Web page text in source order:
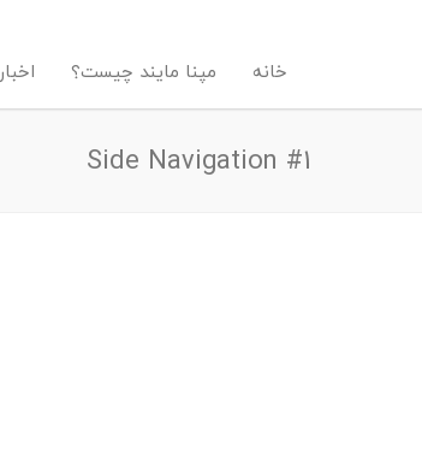
خانه مپنا مایند چیست؟ اخبار
Side Navigation #1